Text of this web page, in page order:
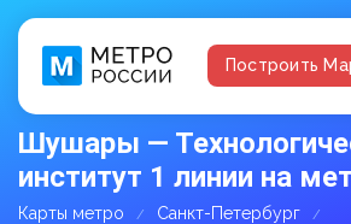
Построить
Шушары —
институт 1 линии на
Карты метро
Санкт-Петербург